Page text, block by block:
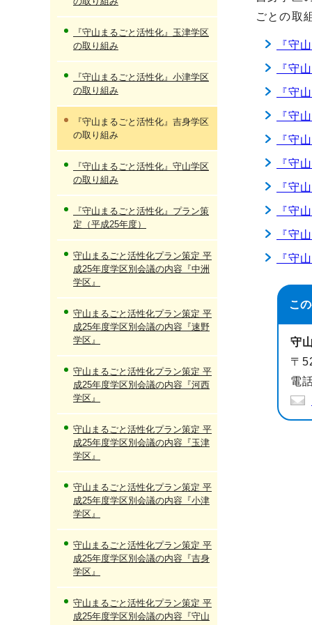
ごとの取
『守
『守
『守
『守
『守
『守
『守
『守
『守
『守
こ
守
〒
電
『守山まるごと活性化』玉津学区
の取り組み
『守山まるごと活性化』小津学区
の取り組み
『守山まるごと活性化』吉身学区
の取り組み
『守山まるごと活性化』守山学区
の取り組み
『守山まるごと活性化』プラン策
定（平成25年度）
守山まるごと活性化プラン策定 平
成25年度学区別会議の内容『中洲
学区』
守山まるごと活性化プラン策定 平
成25年度学区別会議の内容『速野
学区』
守山まるごと活性化プラン策定 平
成25年度学区別会議の内容『河西
学区』
守山まるごと活性化プラン策定 平
成25年度学区別会議の内容『玉津
学区』
守山まるごと活性化プラン策定 平
成25年度学区別会議の内容『小津
学区』
守山まるごと活性化プラン策定 平
成25年度学区別会議の内容『吉身
学区』
守山まるごと活性化プラン策定 平
成25年度学区別会議の内容『守山